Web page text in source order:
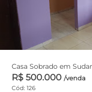
R$ 500.000 /venda
Cód: 126